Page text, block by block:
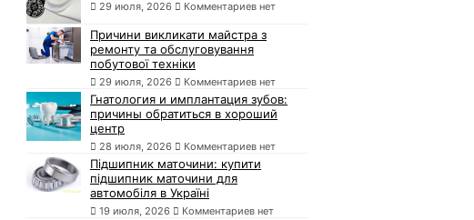
29 июля, 2026 Комментариев нет
Причини викликати майстра з
ремонту та обслуговування
побутової техніки
29 июля, 2026 Комментариев нет
Гнатология и имплантация зубов:
причины обратиться в хороший
центр
28 июля, 2026 Комментариев нет
Підшипник маточини: купити
підшипник маточини для
автомобіля в Україні
19 июля, 2026 Комментариев нет